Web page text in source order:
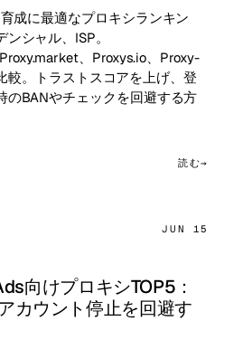
成に最適なプロキシランキン
シャル、ISP。
、Proxys.io、Proxy-
較。トラストスコアを上げ、登
のBANやチェックを回避する方
読む
JUN 15
向けプロキシTOP5：
カウント停止を回避す